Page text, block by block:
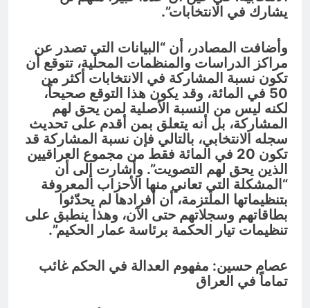
يشارك في الانتخابات”.
وأضافت المصادر، أن “البيانات التي تصدر عن
مراكز الدراسات والمنظمات المحلية، تتوقع أن
تكون نسبة المشاركة في الانتخابات أكثر من
50 في المائة، وقد يكون هذا التوقع صحيحاً،
لكنه ليس من النسبة الأصلية لمن يحق لهم
المشاركة، بل أنه يتعلق بمن أقدم على تحديث
سجله الانتخابي، بالتالي فإن نسبة المشاركة قد
تكون 20 في المائة فقط من مجموع العراقيين
الذين يحق لهم التصويت”. وأشارت إلى أن
“المشكلة التي تعاني منها الأحزاب المعروفة
بتنظيماتها الملتزمة، أن أفرادها لم يحدّثوا
بطاقاتهم وسجلاتهم حتى الآن، وهذا ينطبق على
تنظيمات تيار الحكمة برئاسة عمار الحكيم”.
عصام حسين: مفهوم العدالة في الحكم غائب
تماماً في العراق